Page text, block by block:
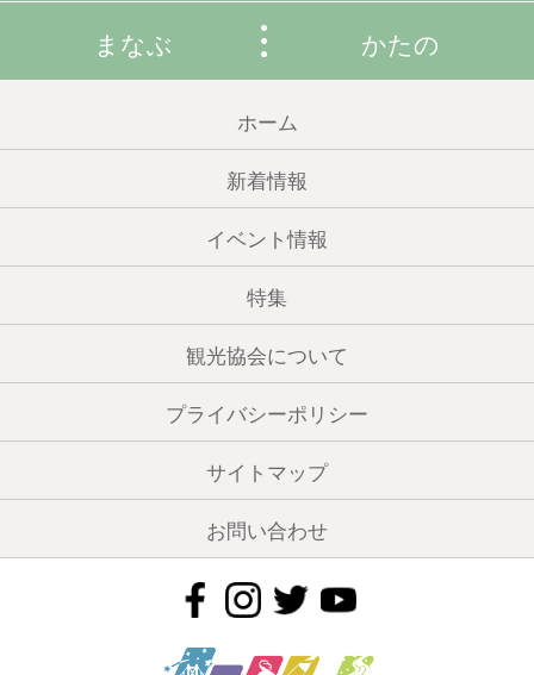
まなぶ かたの
ホーム
新着情報
イベント情報
特集
観光協会について
プライバシーポリシー
サイトマップ
お問い合わせ